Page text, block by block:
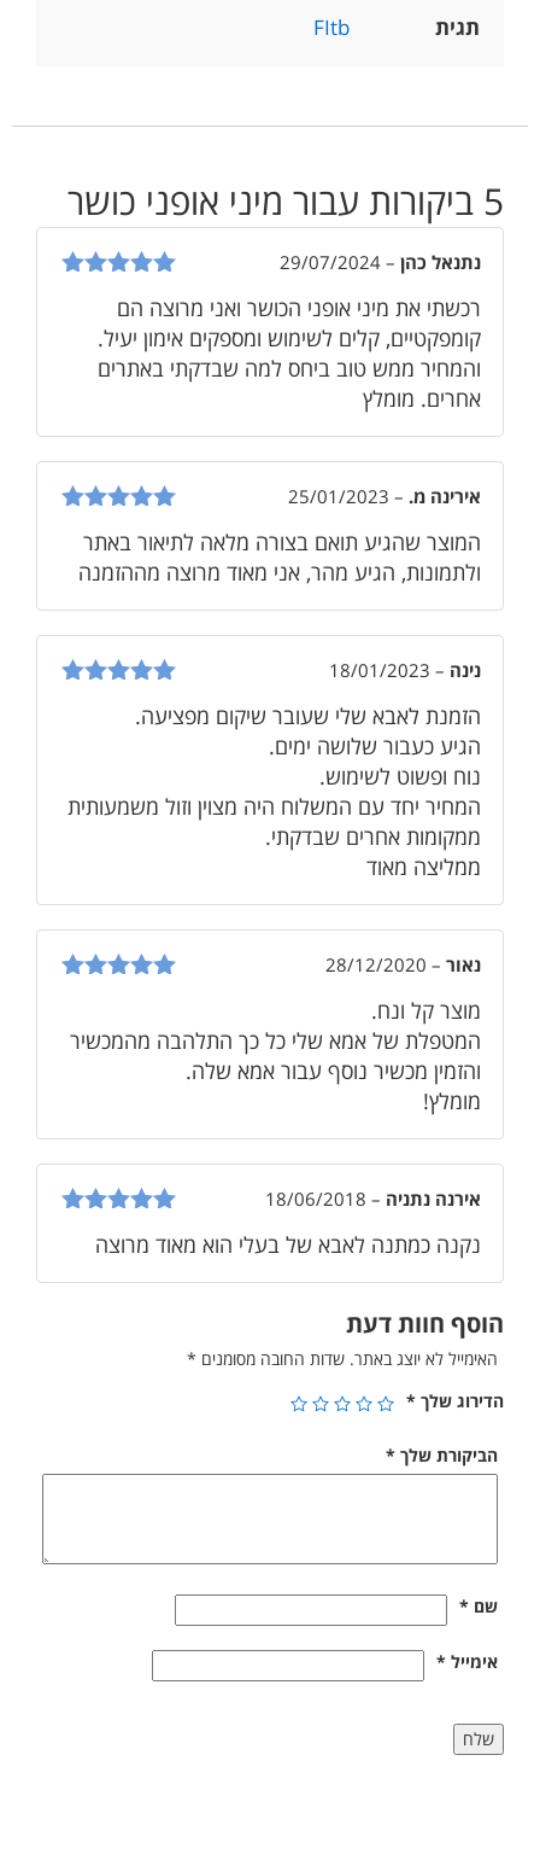
תגית
FItb
5 ביקורות עבור מיני אופני כושר
5
נתנאל כהן –
29/07/2024
רכשתי את מיני אופני הכושר ואני מרוצה הם
קומפקטיים, קלים לשימוש ומספקים אימון יעיל.
והמחיר ממש טוב ביחס למה שבדקתי באתרים
אחרים. מומלץ
5
אירינה מ. –
25/01/2023
המוצר שהגיע תואם בצורה מלאה לתיאור באתר
ולתמונות, הגיע מהר, אני מאוד מרוצה מההזמנה
5
נינה –
18/01/2023
הזמנת לאבא שלי שעובר שיקום מפציעה.
הגיע כעבור שלושה ימים.
נוח ופשוט לשימוש.
המחיר יחד עם המשלוח היה מצוין וזול משמעותית
ממקומות אחרים שבדקתי.
ממליצה מאוד
נאור –
28/12/2020
מוצר קל ונח.
המטפלת של אמא שלי כל כך התלהבה מהמכשיר
והזמין מכשיר נוסף עבור אמא שלה.
מומלץ!
5
אירנה נתניה –
18/06/2018
נקנה כמתנה לאבא של בעלי הוא מאוד מרוצה
הוסף חוות דעת
האימייל לא יוצג באתר. שדות החובה מסומנים *
הדירוג שלך *
הביקורת שלך *
שם *
אימייל *